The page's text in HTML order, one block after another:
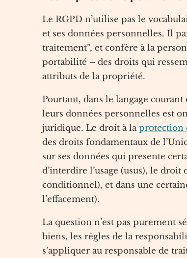
Le RGPD n’utilise pas le
et ses données personnelles. Il
traitement”, et confère à la
portabilité – des droits qui
attributs de la propriété.
Pourtant, dans le langage
leurs données personnelles est
juridique. Le droit à laprotection
des droits fondamentaux de
sur ses données qui presente
d’interdire l’usage (usus), le
conditionnel), et dans une
l’effacement).
La question n’est pas purement
biens, les règles de la
s’appliquer au responsable de